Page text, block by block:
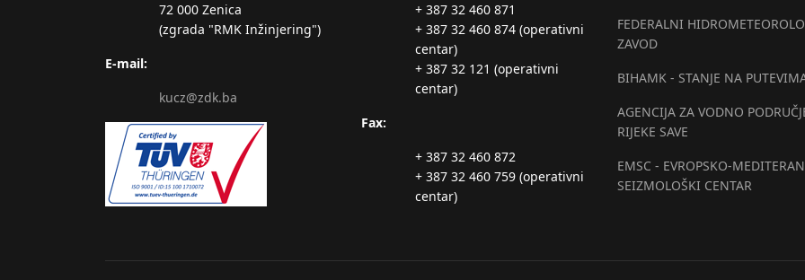
72 000 Zenica
(zgrada "RMK Inžinjering")
E-mail:
kucz@zdk.ba
+ 387 32 460 871
+ 387 32 460 874 (operativni
centar)
+ 387 32 121 (operativni
centar)
Fax:
+ 387 32 460 872
+ 387 32 460 759 (operativni
centar)
FEDERALNI
ZAVOD
BIHAMK - STANJE NA
AGENCIJA ZA VODNO
RIJEKE SAVE
EMSC - EVROPSKO-
SEIZMOLOŠKI CENTAR